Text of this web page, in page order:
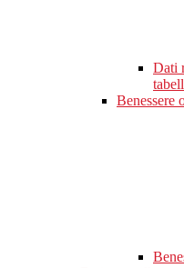
Dati
Benessere